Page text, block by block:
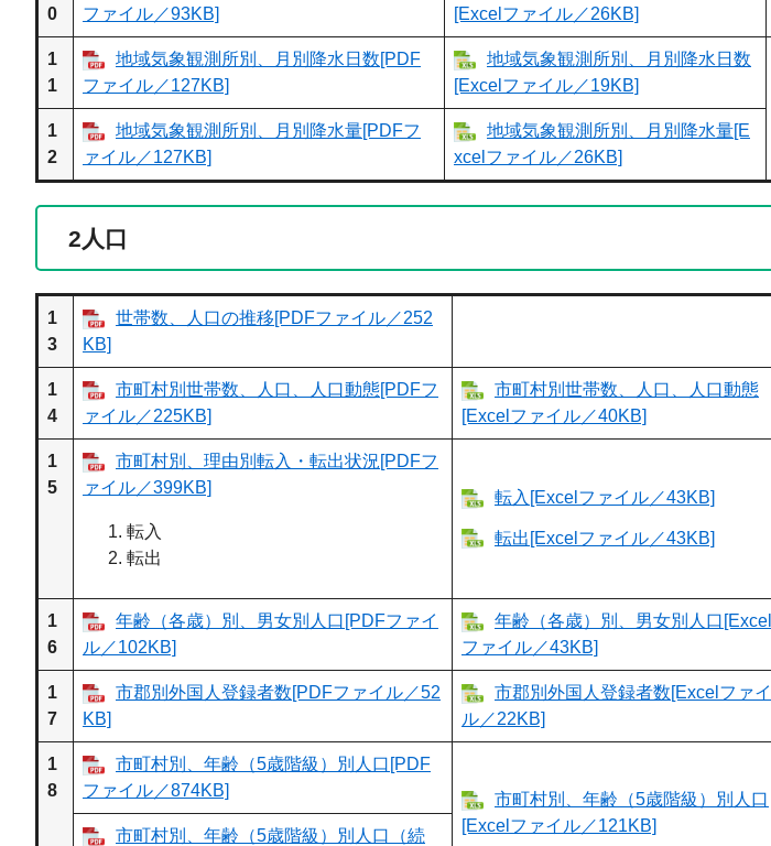
0
ファイル／93KB]
[Excelファイル／26KB]
1
1
地域気象観測所別、月別降水日数[PDF
ファイル／127KB]
地域気象観測所別、月別降水日数
[Excelファイル／19KB]
1
2
地域気象観測所別、月別降水量[PDFフ
ァイル／127KB]
地域気象観測所別、月別降水量[E
xcelファイル／26KB]
2 人口
1
3
世帯数、人口の推移[PDFファイル／252
KB]
1
4
市町村別世帯数、人口、人口動態[PDFフ
ァイル／225KB]
市町村別世帯数、人口、人口動態
[Excelファイル／40KB]
1
5
市町村別、理由別転入・転出状況[PDFフ
ァイル／399KB]
転入
転出
転入[Excelファイル／43KB]
転出[Excelファイル／43KB]
1
6
年齢（各歳）別、男女別人口[PDFファイ
ル／102KB]
年齢（各歳）別、男女別人口[Excel
ファイル／43KB]
1
7
市郡別外国人登録者数[PDFファイル／52
KB]
市郡別外国人登録者数[Excelファイ
ル／22KB]
1
8
市町村別、年齢（5歳階級）別人口[PDF
ファイル／874KB]
市町村別、年齢（5歳階級）別人口
[Excelファイル／121KB]
市町村別、年齢（5歳階級）別人口（続